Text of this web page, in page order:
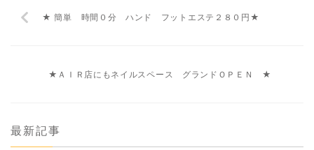
★ 簡単 時間０分 ハンド フットエステ２８０円★
★ＡＩＲ店にもネイルスペース グランドＯＰＥＮ ★
最新記事